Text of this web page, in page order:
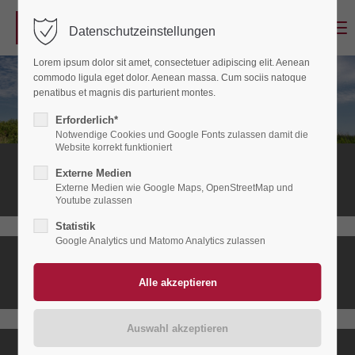
Login
Benutzername
Passwort
Anmelden
Register|Lost your password?
Support
Lorem ipsum dolor sit amet:
Stationäres
Hospiz
Ambulanter
Datenschutzeinstellungen
Lorem ipsum dolor sit amet, consectetuer adipiscing elit. Aenean
commodo ligula eget dolor. Aenean massa. Cum sociis natoque
penatibus et magnis dis parturient montes.
Erforderlich*
Notwendige Cookies und Google Fonts zulassen damit die
Website korrekt funktioniert
Externe Medien
Externe Medien wie Google Maps, OpenStreetMap und
Youtube zulassen
Statistik
Google Analytics und Matomo Analytics zulassen